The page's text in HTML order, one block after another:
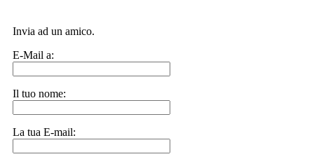
Invia ad un amico.
E-Mail a:
Il tuo nome:
La tua E-mail: